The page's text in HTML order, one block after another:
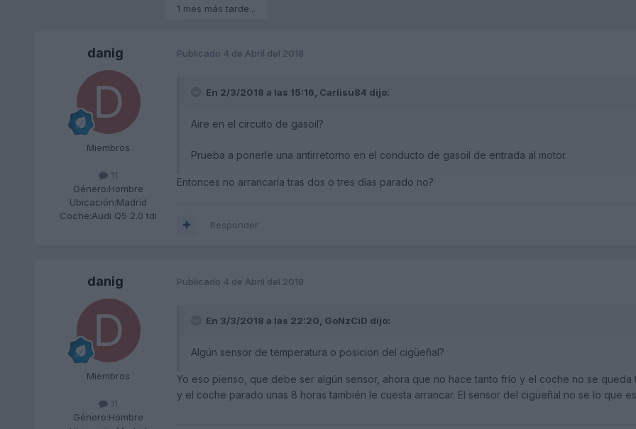
1 mes más tarde...
danig
Miembros
11
Género:Hombre
Ubicación:Madrid
Coche:Audi Q5 2.0 tdi
Publicado 4 de Abril del 2018
En 2/3/2018 a las 15:16, Carlisu84 dijo:
Aire en el circuito de gasoil?
Prueba a ponerle una antirretorno en el conducto de gasoil de entrada al motor.
Entonces no arrancaría tras dos o tres días parado no?
Responder
danig
Miembros
11
Género:Hombre
Publicado 4 de Abril del 2018
En 3/3/2018 a las 22:20, GoNzCiD dijo:
Algún sensor de temperatura o posicion del cigüeñal?
Yo eso pienso, que debe ser algún sensor, ahora que no hace tanto frío y el coche no se
y el coche parado unas 8 horas también le cuesta arrancar. El sensor del cigüeñal no se lo que